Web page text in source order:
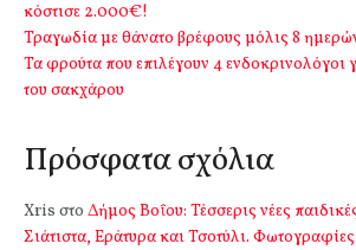
κόστισε 2.000€!
Τραγωδία με θάνατο βρέφους μόλις 8
Τα φρούτα που επιλέγουν 4 ενδοκρινολόγοι
του σακχάρου
Πρόσφατα σχόλια
Xris στο Δήμος Βοΐου: Τέσσερις νέες
Σιάτιστα, Εράτυρα και Τσοτύλι. Φωτογραφίες